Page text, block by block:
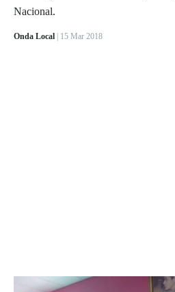
Nacional.
Onda Local | 15 Mar 2018